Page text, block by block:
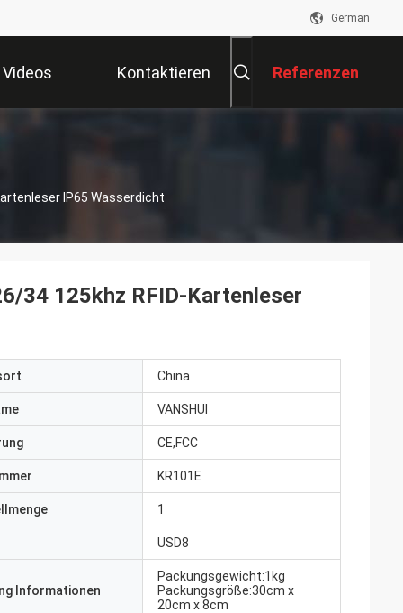
German
Videos Kontaktieren Referenzen
IP65 Wasserdicht
34 125khz RFID-Kartenleser
China
VANSHUI
CE,FCC
KR101E
1
USD8
Informationen
Packungsgewicht:1kg
Packungsgröße:30cm x
20cm x 8cm